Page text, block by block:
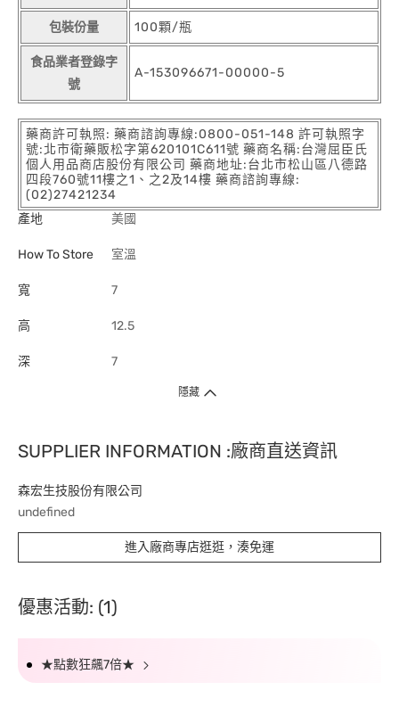
包裝份量 100顆/瓶
食品業者登錄字
號
A-153096671-00000-5
藥商許可執照: 藥商諮詢專線:0800-051-148 許可執照字
號:北市衛藥販松字第620101C611號 藥商名稱:台灣屈臣氏
個人用品商店股份有限公司 藥商地址:台北市松山區八德路
四段760號11樓之1、之2及14樓 藥商諮詢專線:
(02)27421234
產地
美國
How To Store 室溫
寬 7
高 12.5
深 7
隱藏
SUPPLIER INFORMATION :廠商直送資訊
森宏生技股份有限公司
undefined
進入廠商專店逛逛，湊免運
優惠活動: (1)
★點數狂飆7倍★